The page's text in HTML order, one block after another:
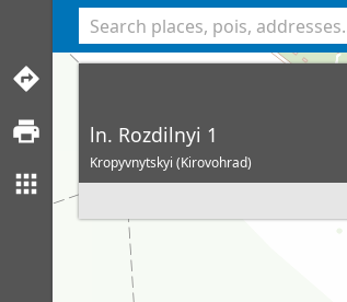
ln. Rozdilnyi 1
Kropyvnytskyi (Kirovohrad)
<% console.log(hcard) %>